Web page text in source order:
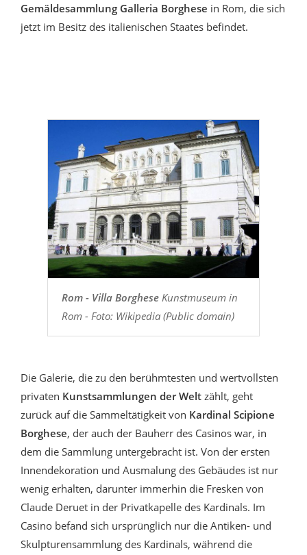
Gemäldesammlung Galleria Borghese in Rom, die sich
jetzt im Besitz des italienischen Staates befindet.
Rom - Villa BorgheseKunstmuseum in
Rom - Foto: Wikipedia (Public domain)
Die Galerie, die zu den berühmtesten und wertvollsten
privaten Kunstsammlungen der Welt zählt, geht
zurück auf die Sammeltätigkeit von Kardinal Scipione
Borghese, der auch der Bauherr des Casinos war, in
dem die Sammlung untergebracht ist. Von der ersten
Innendekoration und Ausmalung des Gebäudes ist nur
wenig erhalten, darunter immerhin die Fresken von
Claude Deruet in der Privatkapelle des Kardinals. Im
Casino befand sich ursprünglich nur die Antiken- und
Skulpturensammlung des Kardinals, während die